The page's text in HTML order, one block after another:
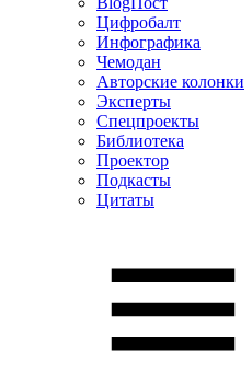
Цифробалт
Инфографика
Чемодан
Авторские колонки
Эксперты
Спецпроекты
Библиотека
Проектор
Подкасты
Цитаты